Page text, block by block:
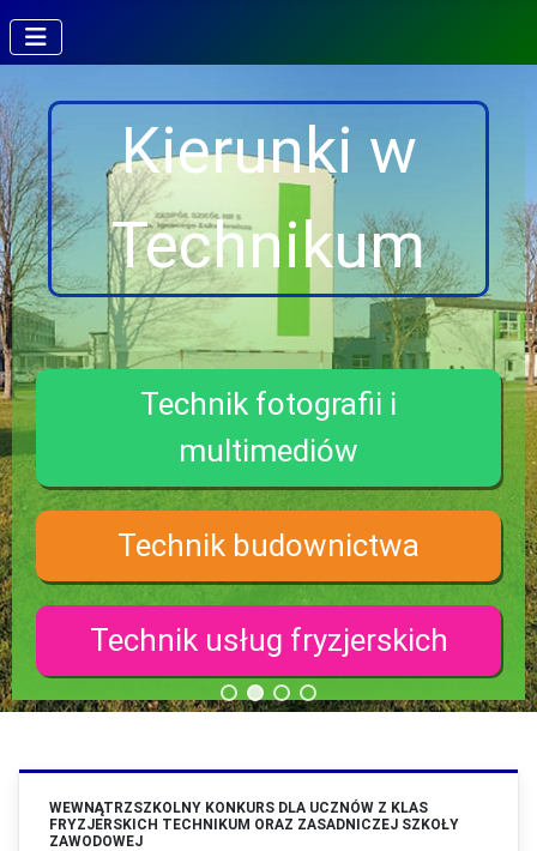
Kierunki w
Technikum
Technik fotografii i
multimediów
Technik budownictwa
Technik usług fryzjerskich
WEWNĄTRZSZKOLNY KONKURS DLA UCZNÓW Z KLAS
FRYZJERSKICH TECHNIKUM ORAZ ZASADNICZEJ SZKOŁY
ZAWODOWEJ